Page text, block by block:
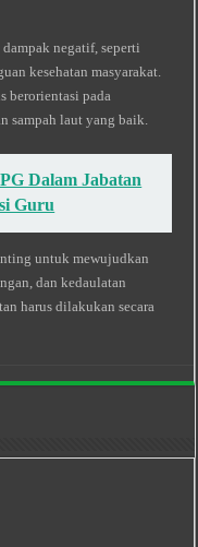
negatif, seperti
kesehatan masyarakat.
berorientasi pada
sampah laut yang baik.
Dalam Jabatan
Guru
untuk mewujudkan
dan kedaulatan
harus dilakukan secara